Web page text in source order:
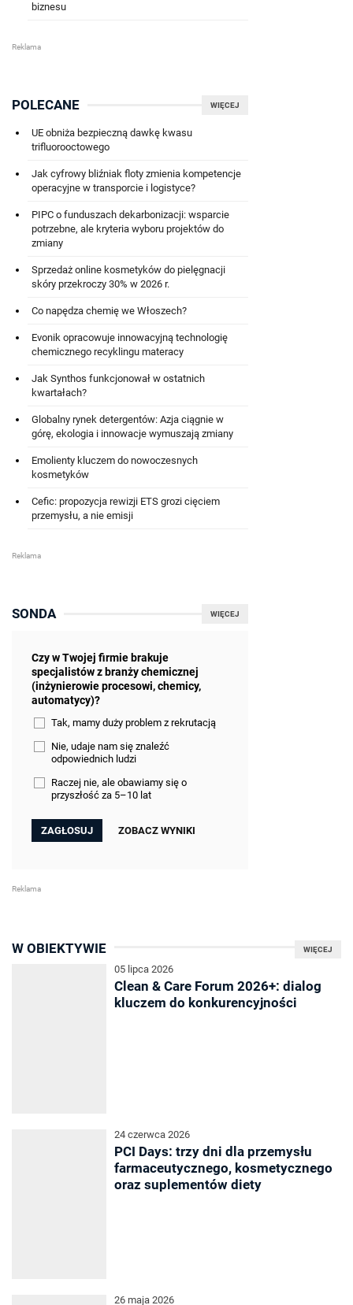
biznesu
WIĘCEJ
POLECANE
UE obniża bezpieczną dawkę kwasu
trifluorooctowego
Jak cyfrowy bliźniak floty zmienia kompetencje
operacyjne w transporcie i logistyce?
PIPC o funduszach dekarbonizacji: wsparcie
potrzebne, ale kryteria wyboru projektów do
zmiany
Sprzedaż online kosmetyków do pielęgnacji
skóry przekroczy 30% w 2026 r.
Co napędza chemię we Włoszech?
Evonik opracowuje innowacyjną technologię
chemicznego recyklingu materacy
Jak Synthos funkcjonował w ostatnich
kwartałach?
Globalny rynek detergentów: Azja ciągnie w
górę, ekologia i innowacje wymuszają zmiany
Emolienty kluczem do nowoczesnych
kosmetyków
Cefic: propozycja rewizji ETS grozi cięciem
przemysłu, a nie emisji
WIĘCEJ
SONDA
Czy w Twojej firmie brakuje
specjalistów z branży chemicznej
(inżynierowie procesowi, chemicy,
automatycy)?
Tak, mamy duży problem z rekrutacją
Nie, udaje nam się znaleźć
odpowiednich ludzi
Raczej nie, ale obawiamy się o
przyszłość za 5–10 lat
ZOBACZ WYNIKI
WIĘCEJ
W OBIEKTYWIE
05 lipca 2026
Clean & Care Forum 2026+: dialog
kluczem do konkurencyjności
24 czerwca 2026
PCI Days: trzy dni dla przemysłu
farmaceutycznego, kosmetycznego
oraz suplementów diety
26 maja 2026